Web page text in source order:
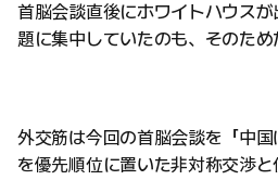
首脳会談直後にホワイトハウス
題に集中していたのも、そのため
外交筋は今回の首脳会談を「中国
を優先順位に置いた非対称交渉と